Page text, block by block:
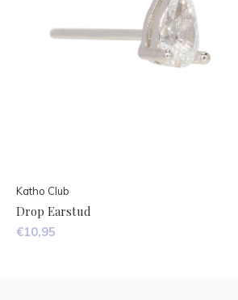
Katho Club
Drop Earstud
€10,95